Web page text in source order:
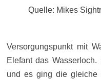
Quelle: Mikes
Versorgungspunkt mit
Elefant das
und es ging die gleiche